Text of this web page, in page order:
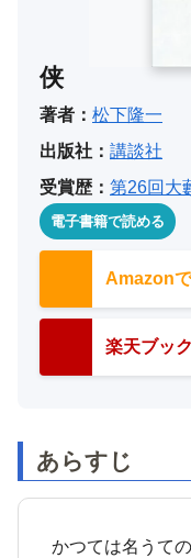
侠
著者： 松下隆一
出版社： 講談社
受賞歴： 第26回大
電子書籍で読める
Amazon
楽天ブッ
あらすじ
かつては名うて